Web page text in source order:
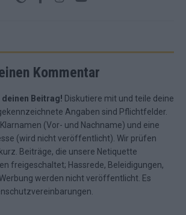
Kommentar
Beitrag! Diskutiere mit und teile deine
Angaben sind Pflichtfelder.
(Vor- und Nachname) und eine
(wird nicht veröffentlicht). Wir prüfen
Beiträge, die unsere Netiquette
freigeschaltet; Hassrede, Beleidigungen,
werden nicht veröffentlicht. Es